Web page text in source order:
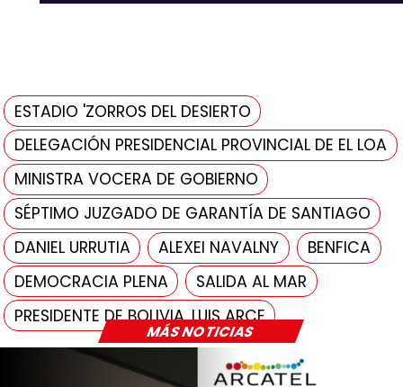
MÁS NOTICIAS
ESTADIO 'ZORROS DEL DESIERTO
DELEGACIÓN PRESIDENCIAL PROVINCIAL DE EL LOA
MINISTRA VOCERA DE GOBIERNO
SÉPTIMO JUZGADO DE GARANTÍA DE SANTIAGO
DANIEL URRUTIA
ALEXEI NAVALNY
BENFICA
DEMOCRACIA PLENA
SALIDA AL MAR
PRESIDENTE DE BOLIVIA, LUIS ARCE